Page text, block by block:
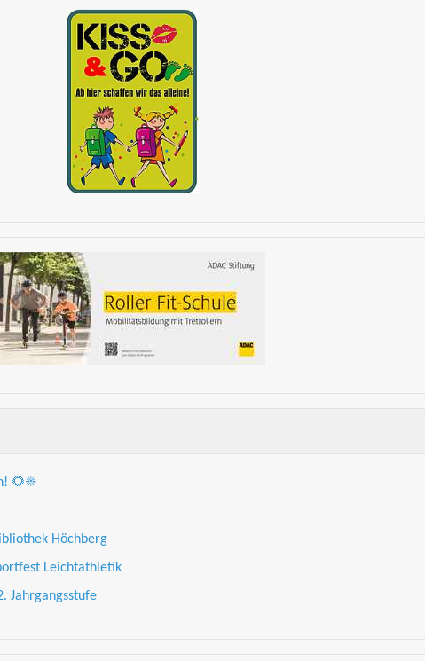
🌻☀️
Höchberg
Leichtathletik
Jahrgangsstufe